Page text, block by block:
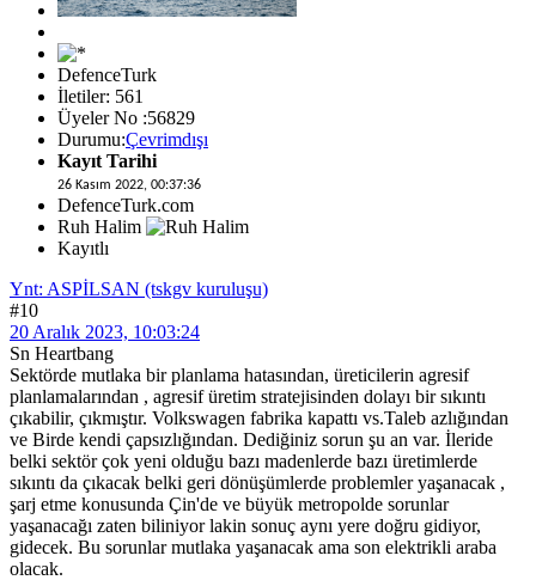
DefenceTurk
İletiler: 561
Üyeler No :56829
Durumu:Çevrimdışı
Kayıt Tarihi
26 Kasım 2022, 00:37:36
DefenceTurk.com
Ruh Halim
Kayıtlı
Ynt: ASPİLSAN (tskgv kuruluşu)
#10
20 Aralık 2023, 10:03:24
Sn Heartbang
Sektörde mutlaka bir planlama hatasından, üreticilerin agresif
planlamalarından , agresif üretim stratejisinden dolayı bir sıkıntı
çıkabilir, çıkmıştır. Volkswagen fabrika kapattı vs.Taleb azlığından
ve Birde kendi çapsızlığından. Dediğiniz sorun şu an var. İleride
belki sektör çok yeni olduğu bazı madenlerde bazı üretimlerde
sıkıntı da çıkacak belki geri dönüşümlerde problemler yaşanacak ,
şarj etme konusunda Çin'de ve büyük metropolde sorunlar
yaşanacağı zaten biliniyor lakin sonuç aynı yere doğru gidiyor,
gidecek. Bu sorunlar mutlaka yaşanacak ama son elektrikli araba
olacak.